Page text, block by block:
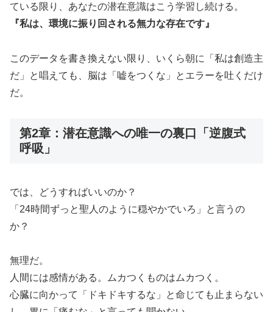
ている限り、あなたの潜在意識はこう学習し続ける。
『私は、環境に振り回される無力な存在です』
このデータを書き換えない限り、いくら朝に「私は創造主
だ」と唱えても、脳は「嘘をつくな」とエラーを吐くだけ
だ。
第2章：潜在意識への唯一の裏口「逆腹式
呼吸」
では、どうすればいいのか？
「24時間ずっと聖人のように穏やかでいろ」と言うの
か？
無理だ。
人間には感情がある。ムカつくものはムカつく。
心臓に向かって「ドキドキするな」と命じても止まらない